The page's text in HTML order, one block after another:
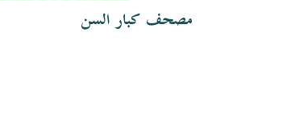
مصحف كبار السن